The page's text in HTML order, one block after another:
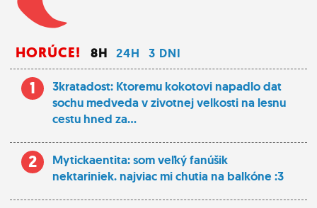
HORÚCE! 8H 24H 3 DNI
1
3kratadost: Ktoremu kokotovi napadlo dat
sochu medveda v zivotnej velkosti na lesnu
cestu hned za...
2
Mytickaentita: som veľký fanúšik
nektariniek. najviac mi chutia na balkóne :3